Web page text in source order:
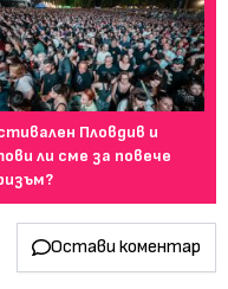
Пловдив и
ли сме за повече
Остави коментар